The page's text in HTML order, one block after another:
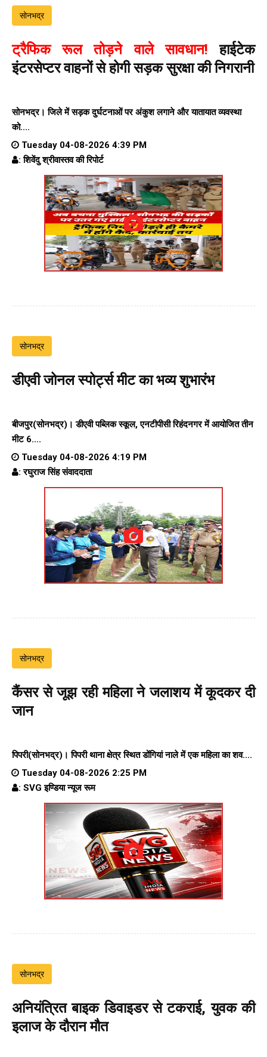
सोनभद्र
ट्रैफिक रूल तोड़ने वाले सावधान! हाईटेक
इंटरसेप्टर वाहनों से होगी सड़क सुरक्षा की निगरानी
सोनभद्र। जिले में सड़क दुर्घटनाओं पर अंकुश लगाने और यातायात व्यवस्था
को....
Tuesday 04-08-2026 4:39 PM
: शिवेंदु श्रीवास्तव की रिपोर्ट
सोनभद्र
डीएवी जोनल स्पोर्ट्स मीट का भव्य शुभारंभ
बीजपुर(सोनभद्र)। डीएवी पब्लिक स्कूल, एनटीपीसी रिहंदनगर में आयोजित तीन
मीट 6....
Tuesday 04-08-2026 4:19 PM
: रघुराज सिंह संवाददाता
सोनभद्र
कैंसर से जूझ रही महिला ने जलाशय में कूदकर दी
जान
पिपरी(सोनभद्र)। पिपरी थाना क्षेत्र स्थित डोंगियां नाले में एक महिला का शव....
Tuesday 04-08-2026 2:25 PM
: SVG इण्डिया न्यूज रूम
सोनभद्र
अनियंत्रित बाइक डिवाइडर से टकराई, युवक की
इलाज के दौरान मौत